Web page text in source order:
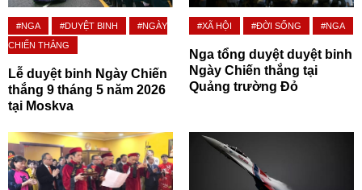
#NGA #DUYỆT BINH
#NGÀY
CHIẾN THẮNG
Lễ duyệt binh Ngày Chiến
thắng 9 tháng 5 năm 2026
tại Moskva
#XÃ HỘI #ĐỜI SỐNG #NGA
Nga tổng duyệt duyệt binh
Ngày Chiến thắng tại
Quảng trường Đỏ